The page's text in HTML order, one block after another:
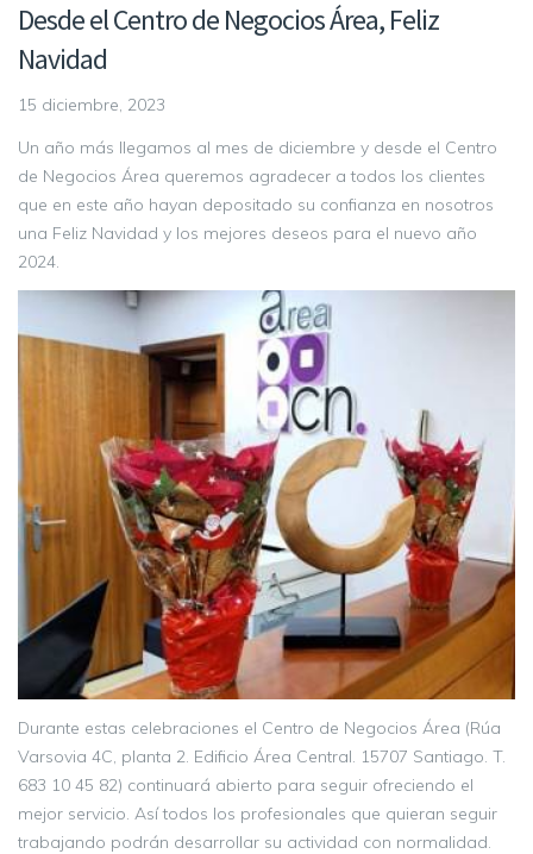
Desde el Centro de Negocios Área, Feliz
Navidad
15 diciembre, 2023
Un año más llegamos al mes de diciembre y desde el Centro
de Negocios Área queremos agradecer a todos los clientes
que en este año hayan depositado su confianza en nosotros
una Feliz Navidad y los mejores deseos para el nuevo año
2024.
Durante estas celebraciones el Centro de Negocios Área (Rúa
Varsovia 4C, planta 2. Edificio Área Central. 15707 Santiago. T.
683 10 45 82) continuará abierto para seguir ofreciendo el
mejor servicio. Así todos los profesionales que quieran seguir
trabajando podrán desarrollar su actividad con normalidad.